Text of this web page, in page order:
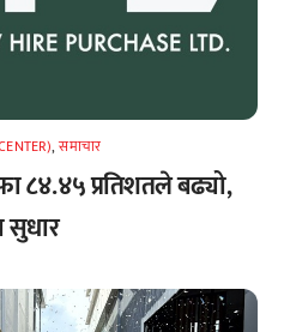
,समाचार
८४.४५ प्रतिशतले बढ्यो,
सुधार